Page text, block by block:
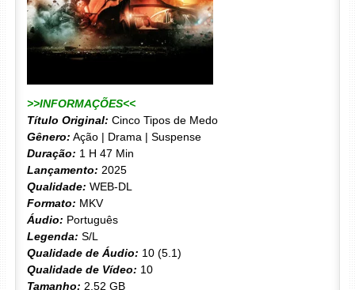
>>INFORMAÇÕES<<
Título Original: Cinco Tipos de Medo
Gênero: Ação | Drama | Suspense
Duração: 1 H 47 Min
Lançamento: 2025
Qualidade: WEB-DL
Formato: MKV
Áudio: Português
Legenda: S/L
Qualidade de Áudio: 10 (5.1)
Qualidade de Vídeo: 10
Tamanho: 2.52 GB